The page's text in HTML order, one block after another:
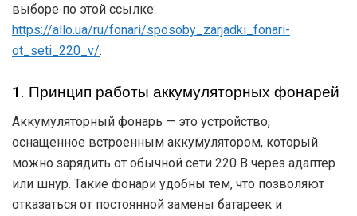
выборе по этой ссылке:
https://allo.ua/ru/fonari/sposoby_zarjadki_fonari-
ot_seti_220_v/.
1. Принцип работы аккумуляторных фонарей
Аккумуляторный фонарь — это устройство,
оснащенное встроенным аккумулятором, который
можно зарядить от обычной сети 220 В через адаптер
или шнур. Такие фонари удобны тем, что позволяют
отказаться от постоянной замены батареек и